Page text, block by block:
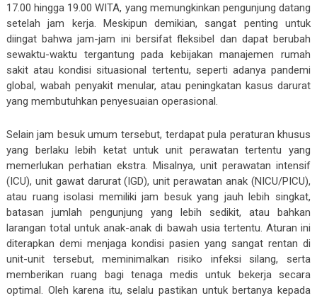
17.00 hingga 19.00 WITA, yang memungkinkan pengunjung datang
setelah jam kerja. Meskipun demikian, sangat penting untuk
diingat bahwa jam-jam ini bersifat fleksibel dan dapat berubah
sewaktu-waktu tergantung pada kebijakan manajemen rumah
sakit atau kondisi situasional tertentu, seperti adanya pandemi
global, wabah penyakit menular, atau peningkatan kasus darurat
yang membutuhkan penyesuaian operasional.
Selain jam besuk umum tersebut, terdapat pula peraturan khusus
yang berlaku lebih ketat untuk unit perawatan tertentu yang
memerlukan perhatian ekstra. Misalnya, unit perawatan intensif
(ICU), unit gawat darurat (IGD), unit perawatan anak (NICU/PICU),
atau ruang isolasi memiliki jam besuk yang jauh lebih singkat,
batasan jumlah pengunjung yang lebih sedikit, atau bahkan
larangan total untuk anak-anak di bawah usia tertentu. Aturan ini
diterapkan demi menjaga kondisi pasien yang sangat rentan di
unit-unit tersebut, meminimalkan risiko infeksi silang, serta
memberikan ruang bagi tenaga medis untuk bekerja secara
optimal. Oleh karena itu, selalu pastikan untuk bertanya kepada